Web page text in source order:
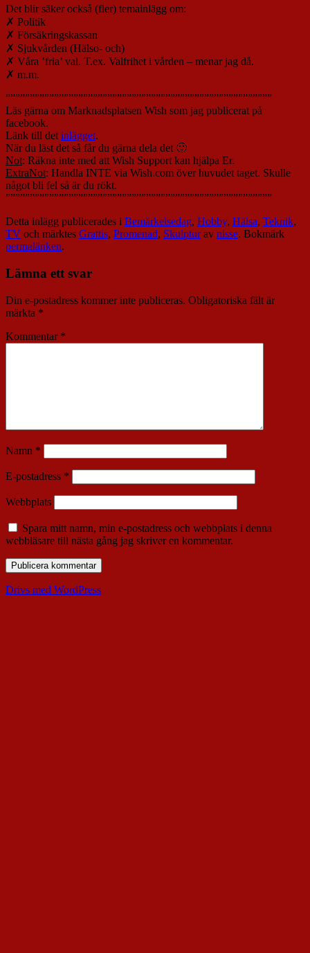
Det blir säker också (fler) temainlägg om:
✗ Politik
✗ Försäkringskassan
✗ Sjukvården (Hälso- och)
✗ Våra ’fria’ val. T.ex. Valfrihet i vården – menar jag då.
✗ m.m.
”””””””””””””””””””””””””””””””””””””””””””””””””””””””
Läs gärna om Marknadsplatsen Wish som jag publicerat på
facebook.
Länk till detinlägget.
När du läst det så får du gärna dela det 🙂
Not: Räkna inte med att Wish Support kan hjälpa Er.
ExtraNot: Handla INTE via Wish.com över huvudet taget. Skulle
något bli fel så är du rökt.
”””””””””””””””””””””””””””””””””””””””””””””””””””””””
Detta inlägg publicerades i Bemärkelsedag, Hobby, Hälsa, Teknik,
TV och märktes Grattis, Promenad, Skulpturav nisse. Bokmärk
permalänken.
Lämna ett svar
Din e-postadress kommer inte publiceras. Obligatoriska fält är
märkta *
Kommentar *
Namn *
E-postadress *
Webbplats
Spara mitt namn, min e-postadress och webbplats i denna
webbläsare till nästa gång jag skriver en kommentar.
Drivs med WordPress